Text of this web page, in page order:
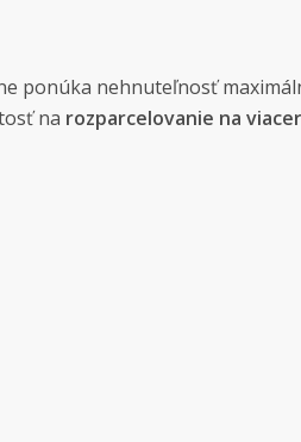
ponúka nehnuteľnosť
na rozparcelovanie na